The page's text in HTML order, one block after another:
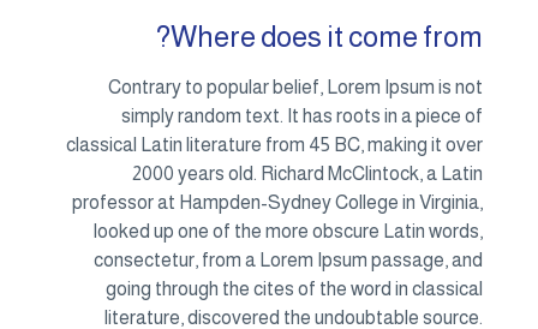
Where does it come from?
Contrary to popular belief, Lorem Ipsum is not
simply random text. It has roots in a piece of
classical Latin literature from 45 BC, making it over
2000 years old. Richard McClintock, a Latin
professor at Hampden-Sydney College in Virginia,
looked up one of the more obscure Latin words,
consectetur, from a Lorem Ipsum passage, and
going through the cites of the word in classical
literature, discovered the undoubtable source.